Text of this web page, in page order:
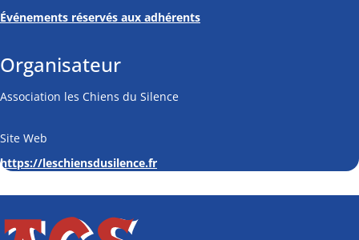
Événements réservés aux adhérents
Organisateur
Association les Chiens du Silence
Site Web
https://leschiensdusilence.fr